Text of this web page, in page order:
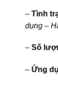
– Tình
dụng –
– Số
– Ứng